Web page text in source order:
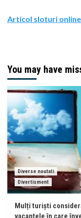
Articol sloturi online
You may have
Diverse noutati
Divertisment
Mulți turiști
vacanțele în care